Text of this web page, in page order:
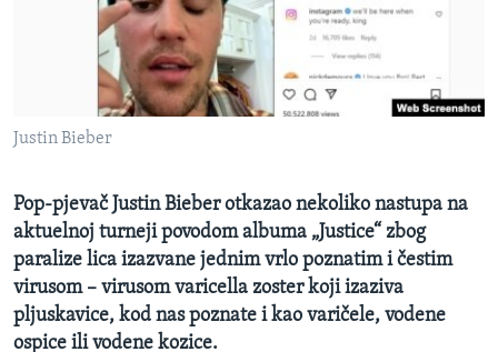
O GLASU AMERIKE
Learning English
Jezici
Justin Bieber
Pop-pjevač Justin Bieber otkazao nekoliko nastupa na
aktuelnoj turneji povodom albuma „Justice“ zbog
paralize lica izazvane jednim vrlo poznatim i čestim
virusom – virusom varicella zoster koji izaziva
pljuskavice, kod nas poznate i kao varičele, vodene
ospice ili vodene kozice.